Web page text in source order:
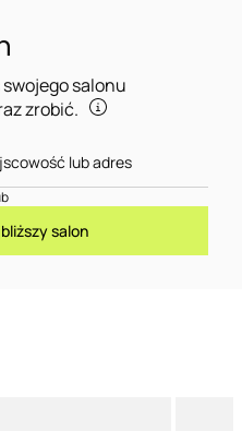
swojego salonu
zrobić.
salon